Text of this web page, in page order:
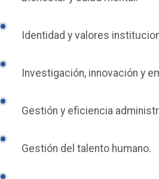
Identidad y valores
Investigación, innovación y
Gestión y eficiencia
Gestión del talento humano.